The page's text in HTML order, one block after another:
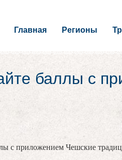
Главная Регионы
баллы с
с приложением Чешские